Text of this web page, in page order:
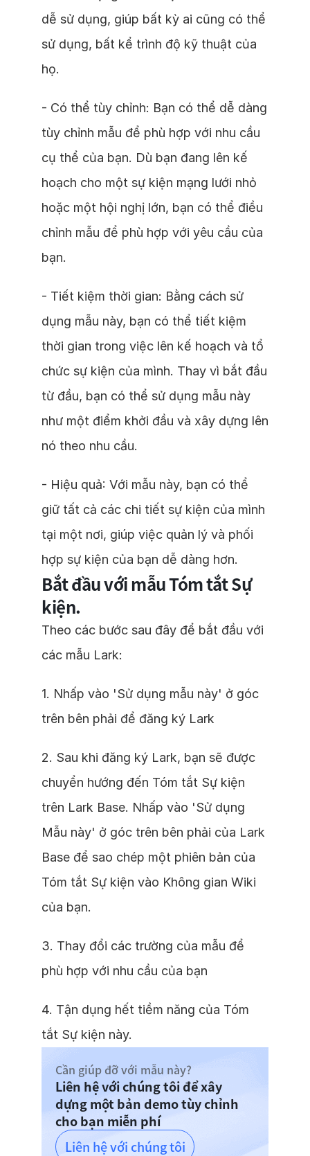
dễ sử dụng, giúp bất kỳ ai cũng có thể
sử dụng, bất kể trình độ kỹ thuật của
họ.
- Có thể tùy chỉnh: Bạn có thể dễ dàng
tùy chỉnh mẫu để phù hợp với nhu cầu
cụ thể của bạn. Dù bạn đang lên kế
hoạch cho một sự kiện mạng lưới nhỏ
hoặc một hội nghị lớn, bạn có thể điều
chỉnh mẫu để phù hợp với yêu cầu của
bạn.
- Tiết kiệm thời gian: Bằng cách sử
dụng mẫu này, bạn có thể tiết kiệm
thời gian trong việc lên kế hoạch và tổ
chức sự kiện của mình. Thay vì bắt đầu
từ đầu, bạn có thể sử dụng mẫu này
như một điểm khởi đầu và xây dựng lên
nó theo nhu cầu.
- Hiệu quả: Với mẫu này, bạn có thể
giữ tất cả các chi tiết sự kiện của mình
tại một nơi, giúp việc quản lý và phối
hợp sự kiện của bạn dễ dàng hơn.
Bắt đầu với mẫu Tóm tắt Sự
kiện.
Theo các bước sau đây để bắt đầu với
các mẫu Lark:
1. Nhấp vào 'Sử dụng mẫu này' ở góc
trên bên phải để đăng ký Lark
2. Sau khi đăng ký Lark, bạn sẽ được
chuyển hướng đến Tóm tắt Sự kiện
trên Lark Base. Nhấp vào 'Sử dụng
Mẫu này' ở góc trên bên phải của Lark
Base để sao chép một phiên bản của
Tóm tắt Sự kiện vào Không gian Wiki
của bạn.
3. Thay đổi các trường của mẫu để
phù hợp với nhu cầu của bạn
4. Tận dụng hết tiềm năng của Tóm
tắt Sự kiện này.
Liên hệ với chúng tôi
Cần giúp đỡ với mẫu này?
Liên hệ với chúng tôi để xây
dựng một bản demo tùy chỉnh
cho bạn miễn phí